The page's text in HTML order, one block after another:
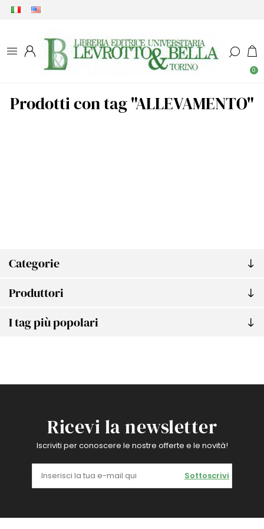
0
Categorie
Produttori
I tag più popolari
Prodotti con tag "ALLEVAMENTO"
Ricevi la newsletter
Iscriviti per conoscere le nostre offerte e le novità!
Sottoscrivi